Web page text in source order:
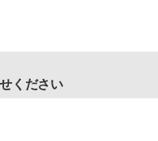
ください